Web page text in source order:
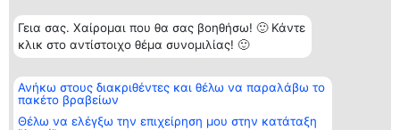
Γεια σας. Χαίρομαι που θα σας βοηθήσω! 🙂 Κάντε
κλικ στο αντίστοιχο θέμα συνομιλίας! 🙂
Ανήκω στους διακριθέντες και θέλω να παραλάβω το
πακέτο βραβείων
Θέλω να ελέγξω την επιχείρηση μου στην κατάταξη
Διοργανωτής της
κατάταξης
BEAUTIFUL COMPANY
ΤΗΛ. ΕΠΙΚΟΙΝΩΝΙΑΣ:
Κατάταξη
Διακριθέντες
των
διακριθέντων
Επικοινωνία
Επικοινωνία